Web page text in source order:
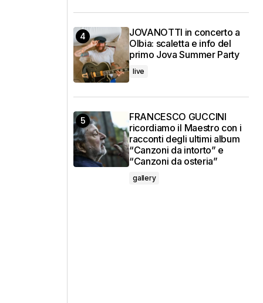
JOVANOTTI in concerto a
Olbia: scaletta e info del
primo Jova Summer Party
live
FRANCESCO GUCCINI
ricordiamo il Maestro con i
racconti degli ultimi album
“Canzoni da intorto” e
“Canzoni da osteria”
gallery